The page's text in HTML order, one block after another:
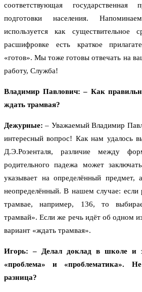
соответствующая государственная
подготовки населения.
используется как существительное
расшифровке есть краткое
«готов». Мы тоже готовы отвечать на
работу, Служба!
Владимир Павлович: – Как
ждать трамвая?
Дежурные: – Уважаемый Владимир
интересный вопрос! Как нам удалось
Д.Э.Розенталя, различие между
родительного падежа может
указывает на определённый
неопределённый. В нашем случае: если
трамвае, например, 136, то
трамвай». Если же речь идёт об одном
вариант «ждать трамвая».
Игорь:
– Делал доклад в школе и
«проблема» и «проблематика».
разница?